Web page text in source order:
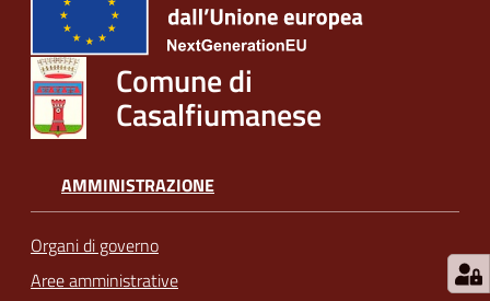
Comune di
Casalfiumanese
AMMINISTRAZIONE
Organi di governo
Aree amministrative